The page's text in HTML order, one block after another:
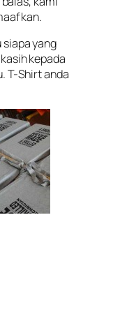
yang
kepada
T-Shirt anda